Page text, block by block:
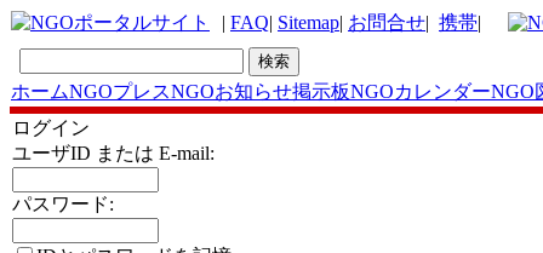
| FAQ| Sitemap| お問合せ| 携帯|
ホームNGOプレスNGOお知らせ掲示板NGOカレンダーNGO
ログイン
ユーザID または E-mail:
パスワード: